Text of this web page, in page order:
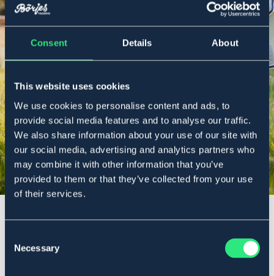
Consent Details About
This website uses cookies
We use cookies to personalise content and ads, to
provide social media features and to analyse our traffic.
We also share information about your use of our site with
our social media, advertising and analytics partners who
may combine it with other information that you’ve
provided to them or that they’ve collected from your use
of their services.
Selection
Necessary
OAVSETT BEHOV
Flugskydd
Shoppa här